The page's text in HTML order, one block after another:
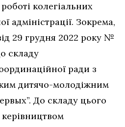
колегіальних
адміністрації. Зокрема,
29 грудня 2022 року №
складу
ради з
дитячо-молодіжним
До складу цього
керівництвом